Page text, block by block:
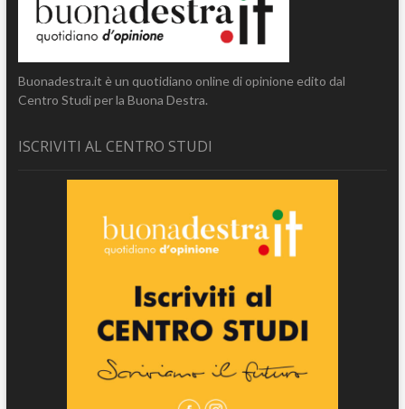
Buonadestra.it è un quotidiano online di opinione edito dal
Centro Studi per la Buona Destra.
ISCRIVITI AL CENTRO STUDI